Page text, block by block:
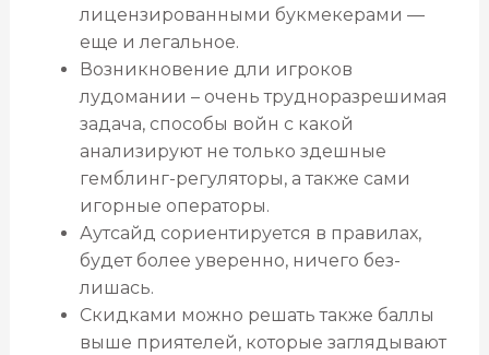
лицензированными букмекерами —
еще и легальное.
Возникновение дли игроков
лудомании – очень трудноразрешимая
задача, способы войн с какой
анализируют не только здешные
гемблинг-регуляторы, а также сами
игорные операторы.
Аутсайд сориентируется в правилах,
будет более уверенно, ничего без-
лишась.
Скидками можно решать также баллы
выше приятелей, которые заглядывают